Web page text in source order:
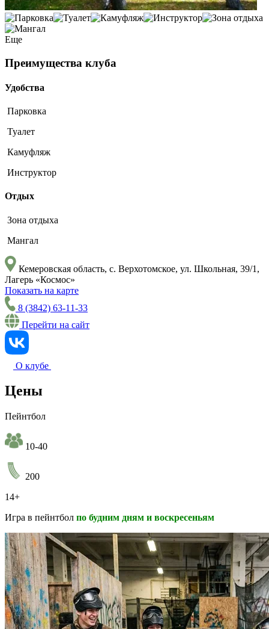
Еще
Преимущества клуба
Удобства
Парковка
Туалет
Камуфляж
Инструктор
Отдых
Зона отдыха
Мангал
Кемеровская область, с. Верхотомское, ул. Школьная, 39/1,
Лагерь «Космос»
Показать на карте
8 (3842) 63-11-33
Перейти на сайт
О клубе
Цены
Пейнтбол
10-40
200
14+
Игра в пейнтбол по будним дням и воскресеньям